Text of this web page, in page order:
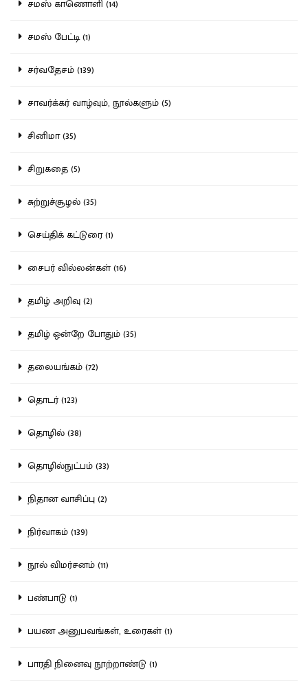
சமஸ் காணொளி (14)
சமஸ் பேட்டி (1)
சர்வதேசம் (139)
சாவர்க்கர் வாழ்வும், நூல்களும் (5)
சினிமா (35)
சிறுகதை (5)
சுற்றுச்சூழல் (35)
செய்திக் கட்டுரை (1)
சைபர் வில்லன்கள் (16)
தமிழ் அறிவு (2)
தமிழ் ஒன்றே போதும் (35)
தலையங்கம் (72)
தொடர் (123)
தொழில் (38)
தொழில்நுட்பம் (33)
நிதான வாசிப்பு (2)
நிர்வாகம் (139)
நூல் விமர்சனம் (11)
பண்பாடு (1)
பயண அனுபவங்கள், உரைகள் (1)
பாரதி நினைவு நூற்றாண்டு (1)